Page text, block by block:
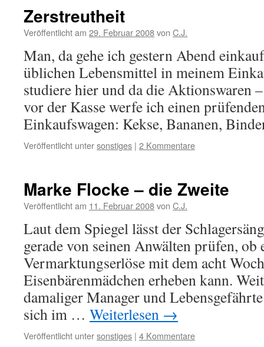
Zerstreutheit
Veröffentlicht am 29. Februar 2008von C.J.
Man, da gehe ich gestern Abend
üblichen Lebensmittel in meinem
studiere hier und da die Aktionswaren
vor der Kasse werfe ich einen
Einkaufswagen: Kekse, Bananen,
Veröffentlicht untersonstiges | 2 Kommentare
Marke Flocke – die Zweite
Veröffentlicht am 11. Februar 2008von C.J.
Laut dem Spiegel lässt der
gerade von seinen Anwälten prüfen,
Vermarktungserlöse mit dem acht
Eisenbärenmädchen erheben kann.
damaliger Manager und
sich im … Weiterlesen →
Veröffentlicht untersonstiges | 4 Kommentare